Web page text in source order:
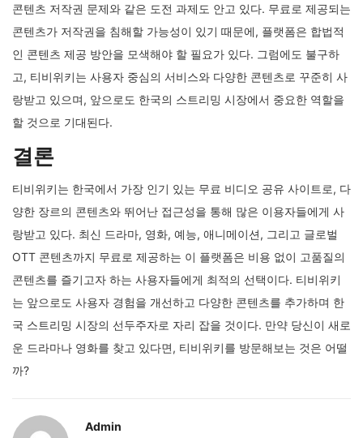
콘텐츠 저작권 문제와 같은 도전 과제도 안고 있다. 무료로 제공되는
콘텐츠가 저작권을 침해할 가능성이 있기 때문에, 플랫폼은 합법적
인 콘텐츠 제공 방안을 모색해야 할 필요가 있다. 그럼에도 불구하
고, 티비위키는 사용자 중심의 서비스와 다양한 콘텐츠로 꾸준히 사
랑받고 있으며, 앞으로도 한국의 스트리밍 시장에서 중요한 역할을
할 것으로 기대된다.
결론
티비위키는 한국에서 가장 인기 있는 무료 비디오 공유 사이트로, 다
양한 장르의 콘텐츠와 뛰어난 접근성을 통해 많은 이용자들에게 사
랑받고 있다. 최신 드라마, 영화, 예능, 애니메이션, 그리고 글로벌
OTT 콘텐츠까지 무료로 제공하는 이 플랫폼은 비용 없이 고품질의
콘텐츠를 즐기고자 하는 사용자들에게 최적의 선택이다. 티비위키
는 앞으로도 사용자 경험을 개선하고 다양한 콘텐츠를 추가하며 한
국 스트리밍 시장의 선두주자로 자리 잡을 것이다. 만약 당신이 새로
운 드라마나 영화를 찾고 있다면, 티비위키를 방문해보는 것은 어떨
까?
Admin